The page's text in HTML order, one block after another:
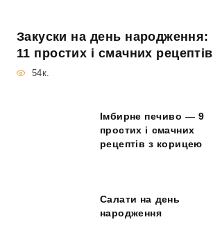
Закуски на день народження:
11 простих і смачних рецептів
54к.
Імбирне печиво — 9
простих і смачних
рецептів з корицею
Салати на день
народження